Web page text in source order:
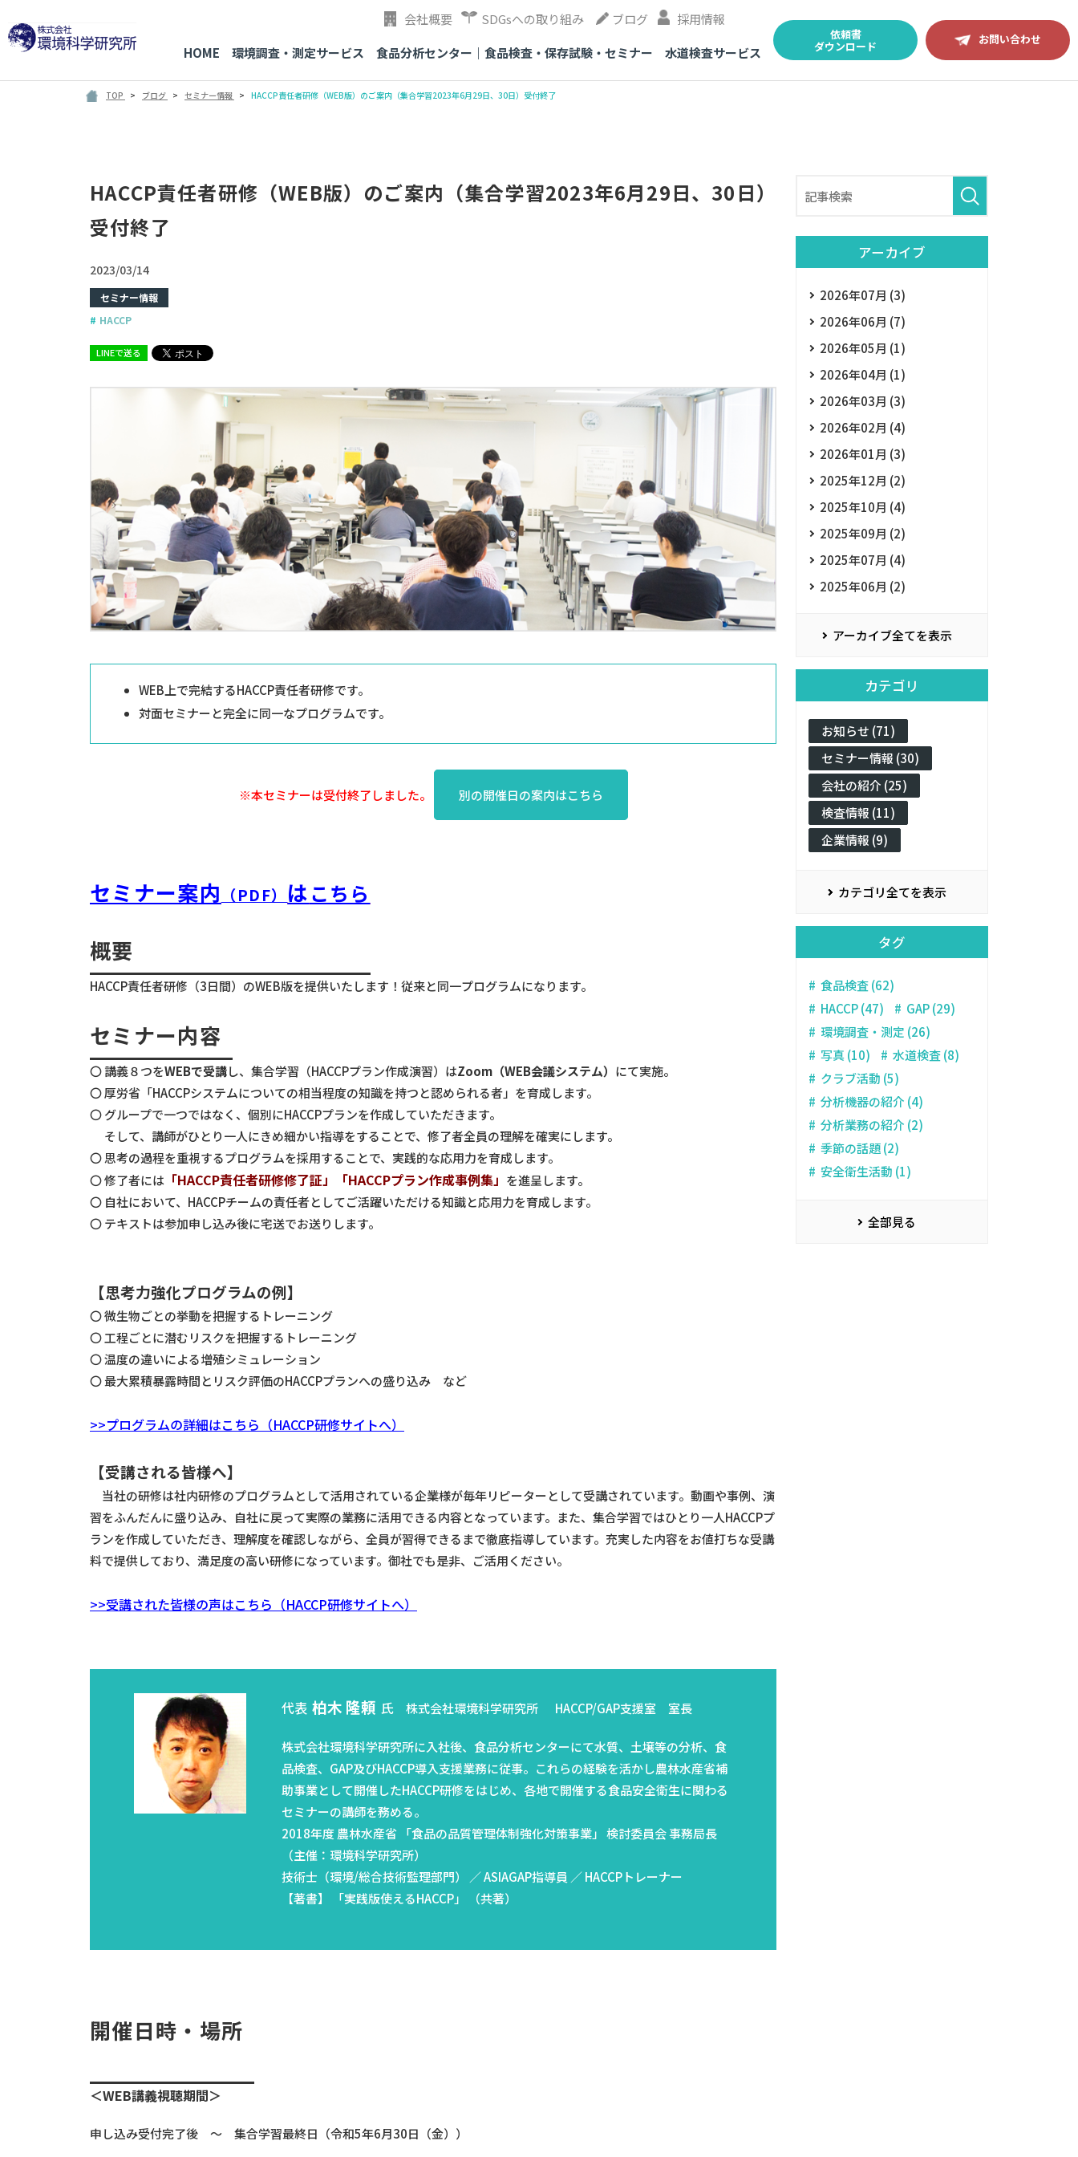
HOME 環境調査・測定サービス 食品分析センター｜食品検査・保存試験・セミナー 水道検査サービス
会社概要 SDGsへの取り組み ブログ 採用情報
依頼書
ダウンロード お問い合わせ
TOP ブログ セミナー情報 HACCP責任者研修（WEB版）のご案内（集合学習2023年6月29日、30日）受付終了
HACCP責任者研修（WEB版）のご案内（集合学習2023年6月29日、30日）
受付終了
2023/03/14
セミナー情報
HACCP
LINEで送る
WEB上で完結するHACCP責任者研修です。
対面セミナーと完全に同一なプログラムです。
※本セミナーは受付終了しました。 別の開催日の案内はこちら
セミナー案内 （PDF） はこちら
概要
HACCP責任者研修（3日間）のWEB版を提供いたします！従来と同一プログラムになります。
セミナー内容
〇 講義８つをWEBで受講し、集合学習（HACCPプラン作成演習）はZoom （WEB会議システム） にて実施。
〇 厚労省「HACCPシステムについての相当程度の知識を持つと認められる者」を育成します。
〇 グループで一つではなく、個別にHACCPプランを作成していただきます。
そして、講師がひとり一人にきめ細かい指導をすることで、修了者全員の理解を確実にします。
〇 思考の過程を重視するプログラムを採用することで、実践的な応用力を育成します。
〇 修了者には 「HACCP責任者研修修了証」「HACCPプラン作成事例集」 を進呈します。
〇 自社において、HACCPチームの責任者としてご活躍いただける知識と応用力を育成します。
〇 テキストは参加申し込み後に宅送でお送りします。
【思考力強化プログラムの例】
〇 微生物ごとの挙動を把握するトレーニング
〇 工程ごとに潜むリスクを把握するトレーニング
〇 温度の違いによる増殖シミュレーション
〇 最大累積暴露時間とリスク評価のHACCPプランへの盛り込み など
>>プログラムの詳細はこちら（HACCP研修サイトへ）
【受講される皆様へ】
当社の研修は社内研修のプログラムとして活用されている企業様が毎年リピーターとして受講されています。動画や事例、演
習をふんだんに盛り込み、自社に戻って実際の業務に活用できる内容となっています。また、集合学習ではひとり一人HACCPプ
ランを作成していただき、理解度を確認しながら、全員が習得できるまで徹底指導しています。充実した内容をお値打ちな受講
料で提供しており、満足度の高い研修になっています。御社でも是非、ご活用ください。
>>受講された皆様の声はこちら（HACCP研修サイトへ）
代表 柏木 隆頼 氏 株式会社環境科学研究所 HACCP/GAP支援室 室長
株式会社環境科学研究所に入社後、食品分析センターにて水質、土壌等の分析、食
品検査、GAP及びHACCP導入支援業務に従事。これらの経験を活かし農林水産省補
助事業として開催したHACCP研修をはじめ、各地で開催する食品安全衛生に関わる
セミナーの講師を務める。
2018年度 農林水産省 「食品の品質管理体制強化対策事業」 検討委員会 事務局長
（主催：環境科学研究所）
技術士（環境/総合技術監理部門） ／ ASIAGAP指導員 ／ HACCPトレーナー
【著書】 「実践版使えるHACCP」 （共著）
開催日時・場所
＜WEB講義視聴期間＞
申し込み受付完了後 ～ 集合学習最終日（令和5年6月30日（金））
アーカイブ
2026年07月 (3)
2026年06月 (7)
2026年05月 (1)
2026年04月 (1)
2026年03月 (3)
2026年02月 (4)
2026年01月 (3)
2025年12月 (2)
2025年10月 (4)
2025年09月 (2)
2025年07月 (4)
2025年06月 (2)
アーカイブ全てを表示
カテゴリ
お知らせ (71)
セミナー情報 (30)
会社の紹介 (25)
検査情報 (11)
企業情報 (9)
カテゴリ全てを表示
タグ
食品検査 (62)
HACCP (47)
GAP (29)
環境調査・測定 (26)
写真 (10)
水道検査 (8)
クラブ活動 (5)
分析機器の紹介 (4)
分析業務の紹介 (2)
季節の話題 (2)
安全衛生活動 (1)
全部見る